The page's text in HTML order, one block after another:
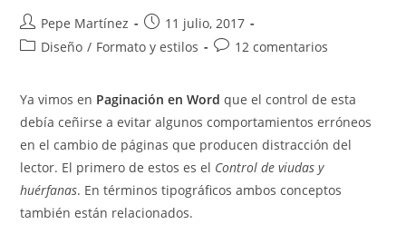
Autor
de
Pepe Martínez
Publicación
de
la
11 julio, 2017
Categoría
entrada:
Diseño / Formato y estilos
Comentarios
entrada:
12 comentarios
Ya vimos en Paginación en Word que el control de esta
debía ceñirse a evitar algunos comportamientos erróneos
en el cambio de páginas que producen distracción del
lector. El primero de estos es el Control de viudas y
huérfanas. En términos tipográficos ambos conceptos
también están relacionados.